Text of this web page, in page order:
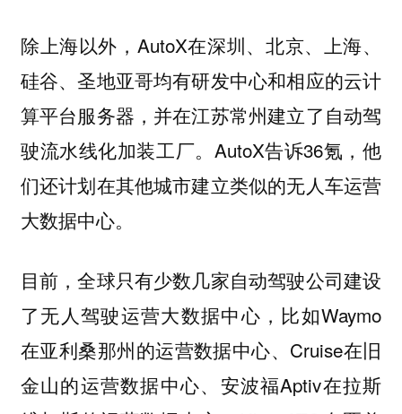
除上海以外，AutoX在深圳、北京、上海、
硅谷、圣地亚哥均有研发中心和相应的云计
算平台服务器，并在江苏常州建立了自动驾
驶流水线化加装工厂。AutoX告诉36氪，他
们还计划在其他城市建立类似的无人车运营
大数据中心。
目前，全球只有少数几家自动驾驶公司建设
了无人驾驶运营大数据中心 ，比如Waymo
在亚利桑那州的运营数据中心、Cruise在旧
金山的运营数据中心、安波福Aptiv在拉斯